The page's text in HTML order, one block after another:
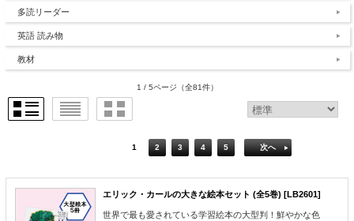
多読リーダー
英語 読み物
教材
1 / 5ページ （全81件）
1 2 3 4 5 次へ
エリック・カールの大きな絵本セット (全5巻) [LB2601]
世界で最も愛されている学習絵本の大型判！鮮やかな色